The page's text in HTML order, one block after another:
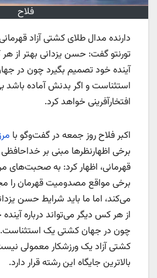
فلاح
تورنتو گفت: حسن یزدانی بهتر از هر
آینده خود تصمیم بگیرد چون در
استثناست و اگر بدنش آماده باشد
افتخارآفرینی خواهد کرد.
اکبر فلاح روز جمعه در گفت‌وگو با
برخی اظهارنظرها مبنی بر
قهرمانی، اظهار کرد: به صحبت‌های
برخی مواقع مصدومیت قهرمان را
می‌کند، اما ما باید شرایط حسن
از هر کس دیگر می‌تواند درباره
چون در جهان کشتی یک استثناست.
کشتی آزاد یک ورزشکار معمولی
بالاترین جایگاه این رشته قرار دارد.